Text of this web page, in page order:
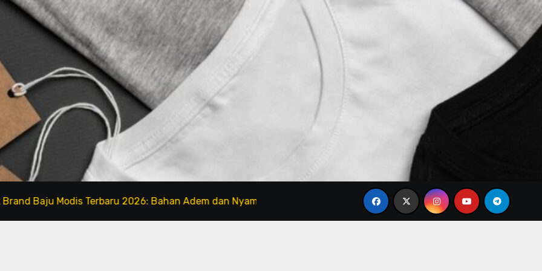
Modis Terbaru 2026: Bahan Adem dan Nyaman Dipakai Brand Baju Modis Terbaru 2026 untuk Gaya Formal